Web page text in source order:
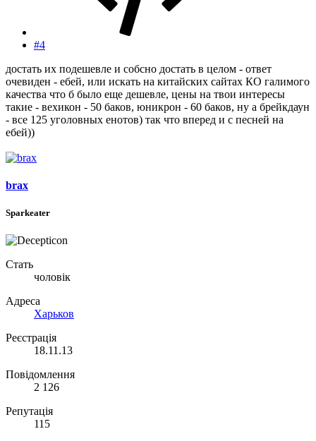
#4
достать их подешевле и собсно достать в целом - ответ
очевиден - ебей, или искать на китайских сайтах КО галимого
качества что б было еще дешевле, цены на твои интересы
такие - вехикон - 50 баков, юникрон - 60 баков, ну а брейкдаун
- все 125 уголовных енотов) так что вперед и с песней на
ебей))
brax
Sparkeater
Стать
чоловік
Адреса
Харьков
Реєстрація
18.11.13
Повідомлення
2 126
Репутація
115